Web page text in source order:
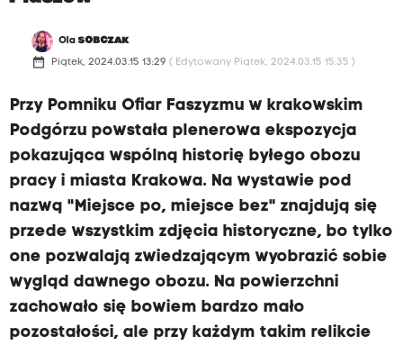
OlaSOBCZAK
date_range Piątek, 2024.03.15 13:29 ( Edytowany Piątek, 2024.03.15 15:35 )
Przy Pomniku Ofiar Faszyzmu w krakowskim
Podgórzu powstała plenerowa ekspozycja
pokazująca wspólną historię byłego obozu
pracy i miasta Krakowa. Na wystawie pod
nazwą "Miejsce po, miejsce bez" znajdują się
przede wszystkim zdjęcia historyczne, bo tylko
one pozwalają zwiedzającym wyobrazić sobie
wygląd dawnego obozu. Na powierzchni
zachowało się bowiem bardzo mało
pozostałości, ale przy każdym takim relikcie